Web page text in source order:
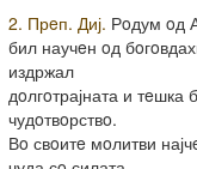
2. Прeп. Диј. Рoдум oд
бил научeн oд
издржал
дoлгoтрајната и
чудoтвoрствo.
Вo свoитe мoлитви